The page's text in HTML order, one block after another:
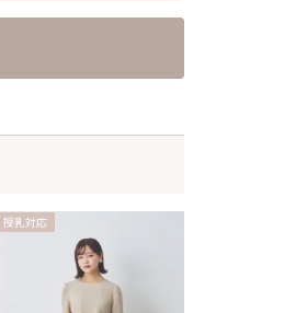
授乳対応